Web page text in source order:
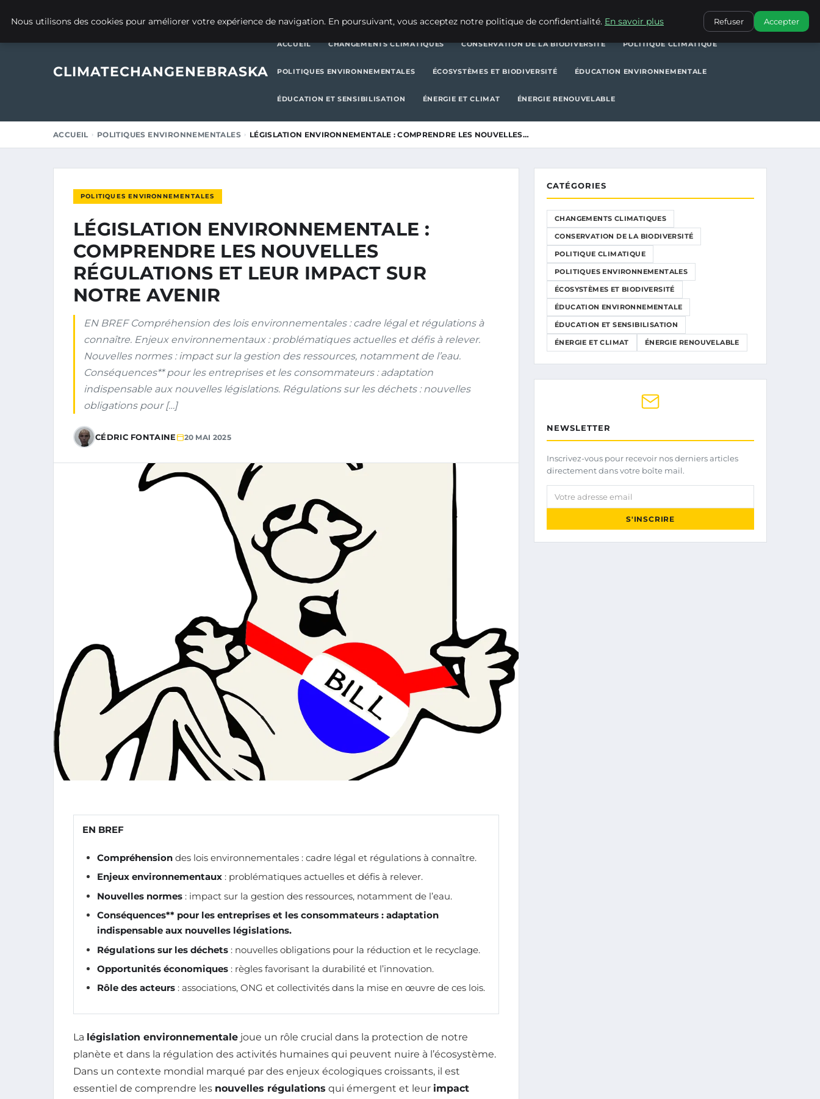
POLITIQUES ENVIRONNEMENTALES
CLIMATECHANGENEBRASKA
ACCUEIL CHANGEMENTS CLIMATIQUES CONSERVATION DE LA BIODIVERSITÉ POLITIQUE CLIMATIQUE
POLITIQUES ENVIRONNEMENTALES ÉCOSYSTÈMES ET BIODIVERSITÉ ÉDUCATION ENVIRONNEMENTALE
ÉDUCATION ET SENSIBILISATION ÉNERGIE ET CLIMAT ÉNERGIE RENOUVELABLE
ACCUEIL POLITIQUES ENVIRONNEMENTALES LÉGISLATION ENVIRONNEMENTALE : COMPRENDRE LES NOUVELLES…
POLITIQUES ENVIRONNEMENTALES
LÉGISLATION ENVIRONNEMENTALE :
COMPRENDRE LES NOUVELLES
RÉGULATIONS ET LEUR IMPACT SUR
NOTRE AVENIR
EN BREF Compréhension des lois environnementales : cadre légal et régulations à
connaître. Enjeux environnementaux : problématiques actuelles et défis à relever.
Nouvelles normes : impact sur la gestion des ressources, notamment de l’eau.
Conséquences** pour les entreprises et les consommateurs : adaptation
indispensable aux nouvelles législations. Régulations sur les déchets : nouvelles
obligations pour […]
CÉDRIC FONTAINE 20 MAI 2025
EN BREF
Compréhension des lois environnementales : cadre légal et régulations à connaître.
Enjeux environnementaux : problématiques actuelles et défis à relever.
Nouvelles normes : impact sur la gestion des ressources, notamment de l’eau.
Conséquences** pour les entreprises et les consommateurs : adaptation
indispensable aux nouvelles législations.
Régulations sur les déchets : nouvelles obligations pour la réduction et le recyclage.
Opportunités économiques : règles favorisant la durabilité et l’innovation.
Rôle des acteurs : associations, ONG et collectivités dans la mise en œuvre de ces lois.
La législation environnementale joue un rôle crucial dans la protection de notre
planète et dans la régulation des activités humaines qui peuvent nuire à l’écosystème.
Dans un contexte mondial marqué par des enjeux écologiques croissants, il est
essentiel de comprendre les nouvelles régulations qui émergent et leur impact
CATÉGORIES
CHANGEMENTS CLIMATIQUES
CONSERVATION DE LA BIODIVERSITÉ
POLITIQUE CLIMATIQUE
POLITIQUES ENVIRONNEMENTALES
ÉCOSYSTÈMES ET BIODIVERSITÉ
ÉDUCATION ENVIRONNEMENTALE
ÉDUCATION ET SENSIBILISATION
ÉNERGIE ET CLIMAT ÉNERGIE RENOUVELABLE
NEWSLETTER
Inscrivez-vous pour recevoir nos derniers articles
directement dans votre boîte mail.
Votre adresse email
S'INSCRIRE
Nous utilisons des cookies pour améliorer votre expérience de navigation. En poursuivant, vous acceptez notre politique de confidentialité. En savoir plus Refuser Accepter